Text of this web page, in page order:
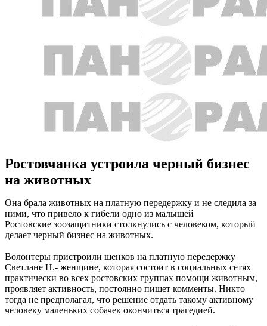
Ростовчанка устроила черный бизнес
на животных
Она брала животных на платную передержку и не следила за
ними, что привело к гибели одно из малышей
Ростовские зоозащитники столкнулись с человеком, который
делает черный бизнес на животных.
Волонтеры пристроили щенков на платную передержку
Светлане Н.- женщине, которая состоит в социальных сетях
практически во всех ростовских группах помощи животным,
проявляет активность, постоянно пишет комменты. Никто
тогда не предполагал, что решение отдать такому активному
человеку маленьких собачек окончиться трагедией.